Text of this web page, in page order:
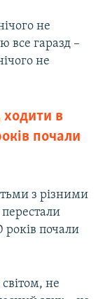
не
все гаразд –
не
в
почали
з різними
років почали
не